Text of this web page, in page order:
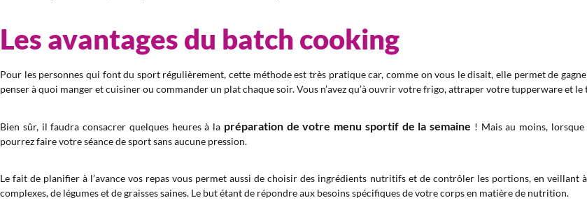
Les avantages du batch cooking
Pour les personnes qui font du sport régulièrement, cette méthode est très pratique car, comme on vous le disait, elle permet de
penser à quoi manger et cuisiner ou commander un plat chaque soir. Vous n’avez qu’à ouvrir votre frigo, attraper votre tupperware et le
Bien sûr, il faudra consacrer quelques heures à la préparation de votre menu sportif de la semaine ! Mais au moins,
pourrez faire votre séance de sport sans aucune pression.
Le fait de planifier à l’avance vos repas vous permet aussi de choisir des ingrédients nutritifs et de contrôler les portions, en veillant
complexes, de légumes et de graisses saines. Le but étant de répondre aux besoins spécifiques de votre corps en matière de nutrition.